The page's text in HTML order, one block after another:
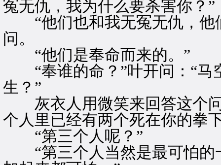
冤无仇，我为什么要杀害你？”
“他们也和我无冤无仇，他
问。
“他们是奉命而来的。”
“奉谁的命？”叶开问：“马
生？”
灰衣人用微笑来回答这个问
个人里已经有两个死在你的拳
“第三个人呢？”
“第三个人当然是最可怕的